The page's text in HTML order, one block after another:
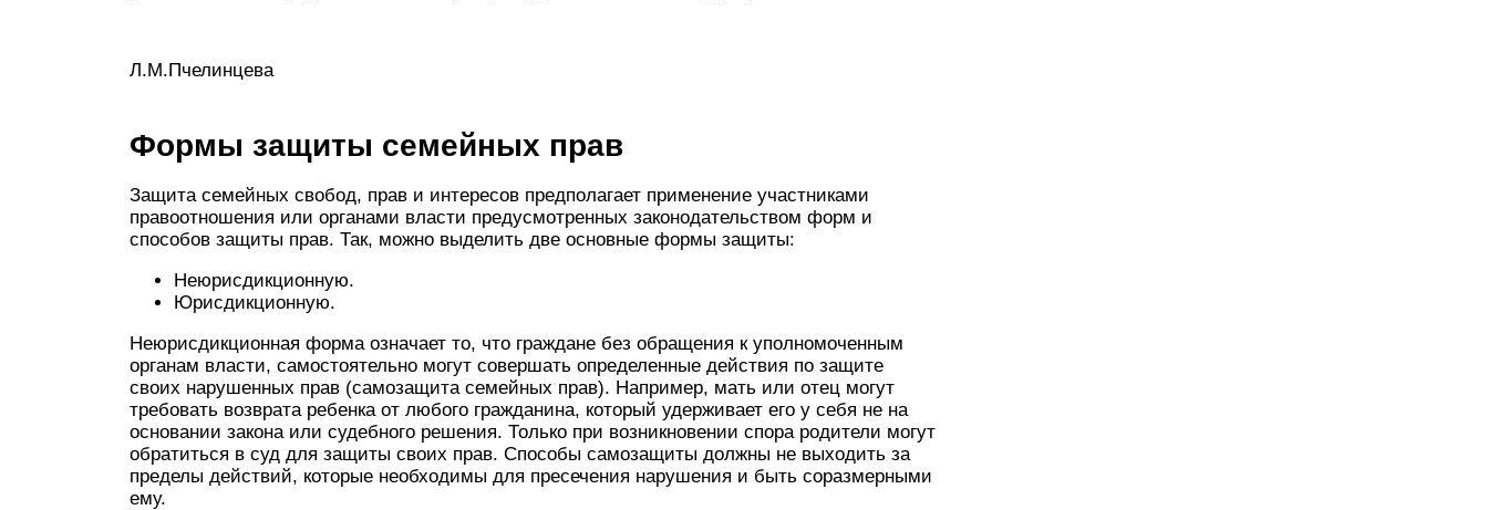
Л.М.Пчелинцева
Формы защиты семейных прав
Защита семейных свобод, прав и интересов предполагает применение участниками
правоотношения или органами власти предусмотренных законодательством форм и
способов защиты прав. Так, можно выделить две основные формы защиты:
Неюрисдикционную.
Юрисдикционную.
Неюрисдикционная форма означает то, что граждане без обращения к уполномоченным
органам власти, самостоятельно могут совершать определенные действия по защите
своих нарушенных прав (самозащита семейных прав). Например, мать или отец могут
требовать возврата ребенка от любого гражданина, который удерживает его у себя не на
основании закона или судебного решения. Только при возникновении спора родители могут
обратиться в суд для защиты своих прав. Способы самозащиты должны не выходить за
пределы действий, которые необходимы для пресечения нарушения и быть соразмерными
ему.